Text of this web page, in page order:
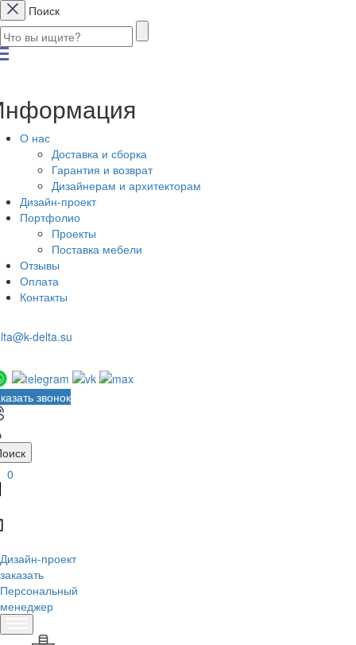
Поиск
О нас
Доставка и сборка
Гарантия и возврат
Дизайнерам и архитекторам
Дизайн-проект
Портфолио
Проекты
Поставка мебели
Отзывы
Оплата
Контакты
delta.su
звонок
0
Дизайн-проект
заказать
Персональный
менеджер